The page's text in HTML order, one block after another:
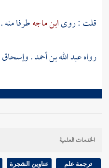
قلت : روىابن ماجهطرفا منه .
رواهعبد الله بن أحمد.وإسحاق
الخدمات العلمية
ترجمة علم عناوين الشجرة